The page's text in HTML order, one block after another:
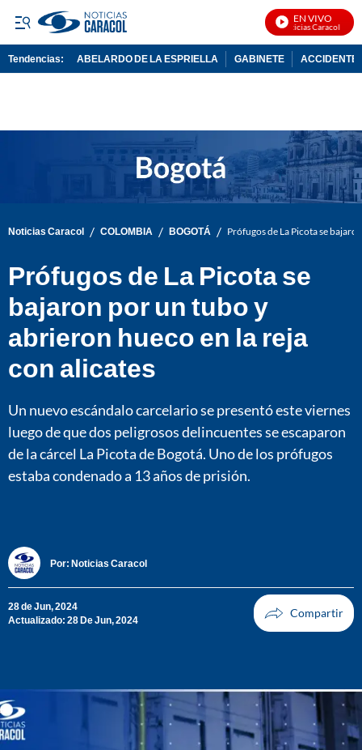
EN VIVO
Noticias Caracol En
Tendencias: ABELARDO DE LA ESPRIELLA GABINETE ACCIDENTE
Noticias Caracol / COLOMBIA / BOGOTÁ / Prófugos de La Picota se
Prófugos de La Picota se
bajaron por un tubo y
abrieron hueco en la reja
con alicates
Un nuevo escándalo carcelario se presentó este viernes
luego de que dos peligrosos delincuentes se escaparon
de la cárcel La Picota de Bogotá. Uno de los prófugos
estaba condenado a 13 años de prisión.
Por: Noticias Caracol
28 de Jun, 2024
Actualizado: 28 De Jun, 2024